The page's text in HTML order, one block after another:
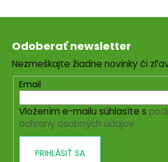
Z
Odoberať newsletter
Nezmeškajte žiadne novinky či
Email
Vložením e-mailu súhlasíte s
ochrany osobných údajov
PRIHLÁSIŤ SA